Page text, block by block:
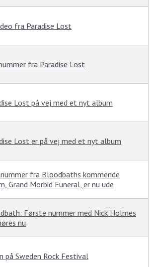
fra Paradise Lost
fra Paradise Lost
Lost på vej med et nyt album
Lost er på vej med et nyt album
fra Bloodbaths kommende
Grand Morbid Funeral, er nu ude
Første nummer med Nick Holmes
nu
på Sweden Rock Festival